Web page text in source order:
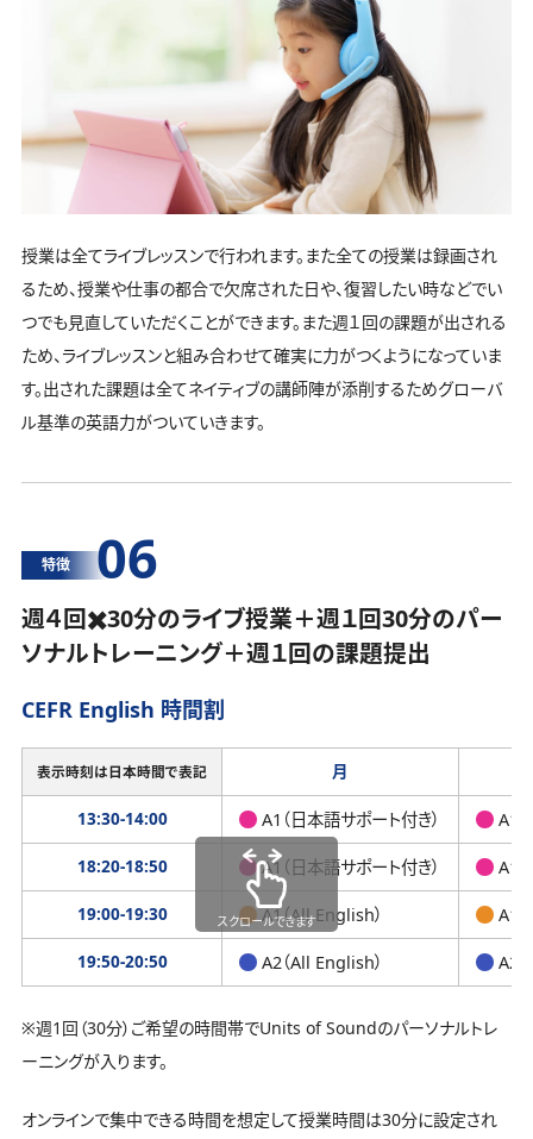
授業は全てライブレッスンで行われます。また全ての授業は録画され
るため、授業や仕事の都合で欠席された日や、復習したい時などでい
つでも見直していただくことができます。また週１回の課題が出される
ため、ライブレッスンと組み合わせて確実に力がつくようになっていま
す。出された課題は全てネイティブの講師陣が添削するためグローバ
ル基準の英語力がついていきます。
特徴 06
週４回✖️30分のライブ授業＋週１回30分のパー
ソナルトレーニング＋週１回の課題提出
CEFR English 時間割
表示時刻は日本時間で表記 月
13:30-14:00 A1（日本語サポート付き） A1
18:20-18:50 A1（日本語サポート付き） A1
19:00-19:30 A1（All English） A1
19:50-20:50 A2（All English） A2
スクロールできます
※週1回（30分）ご希望の時間帯でUnits of Soundのパーソナルトレ
ーニングが入ります。
オンラインで集中できる時間を想定して授業時間は30分に設定され